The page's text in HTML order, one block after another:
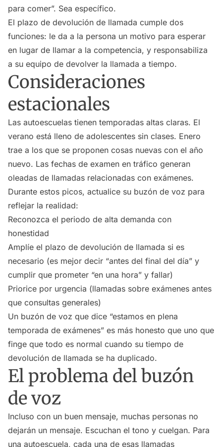
para comer”. Sea específico.
El plazo de devolución de llamada cumple dos
funciones: le da a la persona un motivo para esperar
en lugar de llamar a la competencia, y responsabiliza
a su equipo de devolver la llamada a tiempo.
Consideraciones
estacionales
Las autoescuelas tienen temporadas altas claras. El
verano está lleno de adolescentes sin clases. Enero
trae a los que se proponen cosas nuevas con el año
nuevo. Las fechas de examen en tráfico generan
oleadas de llamadas relacionadas con exámenes.
Durante estos picos, actualice su buzón de voz para
reflejar la realidad:
Reconozca el periodo de alta demanda con
honestidad
Amplíe el plazo de devolución de llamada si es
necesario (es mejor decir “antes del final del día” y
cumplir que prometer “en una hora” y fallar)
Priorice por urgencia (llamadas sobre exámenes antes
que consultas generales)
Un buzón de voz que dice “estamos en plena
temporada de exámenes” es más honesto que uno que
finge que todo es normal cuando su tiempo de
devolución de llamada se ha duplicado.
El problema del buzón
de voz
Incluso con un buen mensaje, muchas personas no
dejarán un mensaje. Escuchan el tono y cuelgan. Para
una autoescuela, cada una de esas llamadas